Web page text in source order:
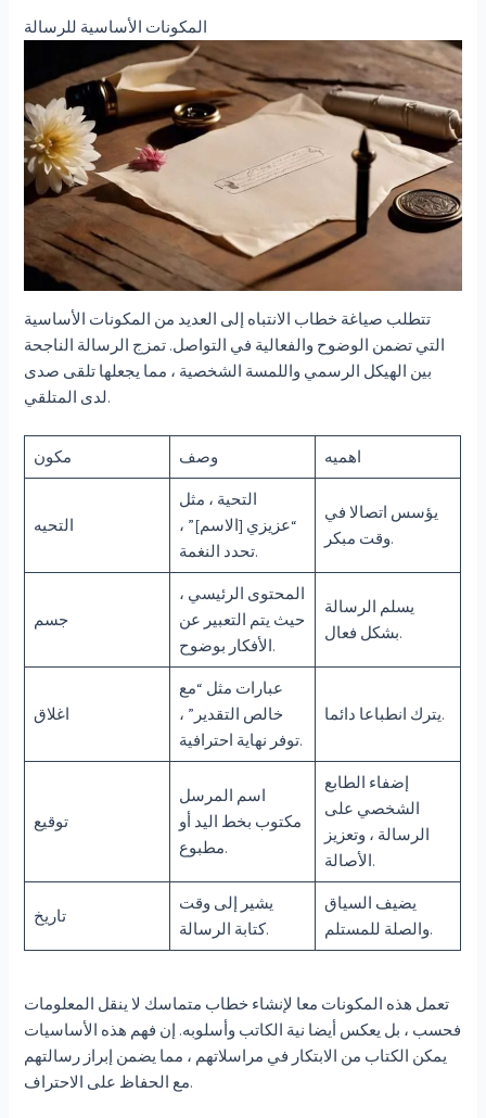
المكونات الأساسية للرسالة
تتطلب صياغة خطاب الانتباه إلى العديد من المكونات الأساسية
التي تضمن الوضوح والفعالية في التواصل. تمزج الرسالة الناجحة
بين الهيكل الرسمي واللمسة الشخصية ، مما يجعلها تلقى صدى
لدى المتلقي.
مكون وصف اهميه
التحيه
التحية ، مثل
“عزيزي [الاسم]” ،
تحدد النغمة.
يؤسس اتصالا في
وقت مبكر.
جسم
المحتوى الرئيسي ،
حيث يتم التعبير عن
الأفكار بوضوح.
يسلم الرسالة
بشكل فعال.
اغلاق
عبارات مثل “مع
خالص التقدير” ،
توفر نهاية احترافية.
يترك انطباعا دائما.
توقيع
اسم المرسل
مكتوب بخط اليد أو
مطبوع.
إضفاء الطابع
الشخصي على
الرسالة ، وتعزيز
الأصالة.
تاريخ
يشير إلى وقت
كتابة الرسالة.
يضيف السياق
والصلة للمستلم.
تعمل هذه المكونات معا لإنشاء خطاب متماسك لا ينقل المعلومات
فحسب ، بل يعكس أيضا نية الكاتب وأسلوبه. إن فهم هذه الأساسيات
يمكن الكتاب من الابتكار في مراسلاتهم ، مما يضمن إبراز رسالتهم
مع الحفاظ على الاحتراف.